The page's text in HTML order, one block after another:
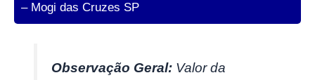
– Mogi das Cruzes SP
Observação Geral: Valor da